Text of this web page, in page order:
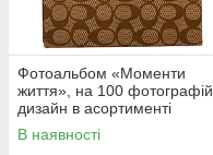
Фотоальбом «Моменти
життя», на 100 фотографій,
дизайн в асортименті
В наявності